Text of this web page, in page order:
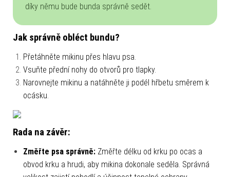
díky němu bude bunda správně sedět.
Jak správně obléct bundu?
Přetáhněte mikinu přes hlavu psa.
Vsuňte přední nohy do otvorů pro tlapky.
Narovnejte mikinu a natáhněte ji podél hřbetu směrem k
ocásku.
Rada na závěr:
Změřte psa správně: Změřte délku od krku po ocas a
obvod krku a hrudi, aby mikina dokonale seděla. Správná